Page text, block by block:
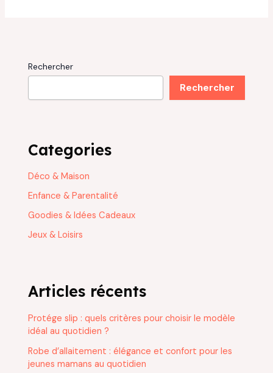
Rechercher
Rechercher
Categories
Déco & Maison
Enfance & Parentalité
Goodies & Idées Cadeaux
Jeux & Loisirs
Articles récents
Protége slip : quels critères pour choisir le modèle
idéal au quotidien ?
Robe d’allaitement : élégance et confort pour les
jeunes mamans au quotidien